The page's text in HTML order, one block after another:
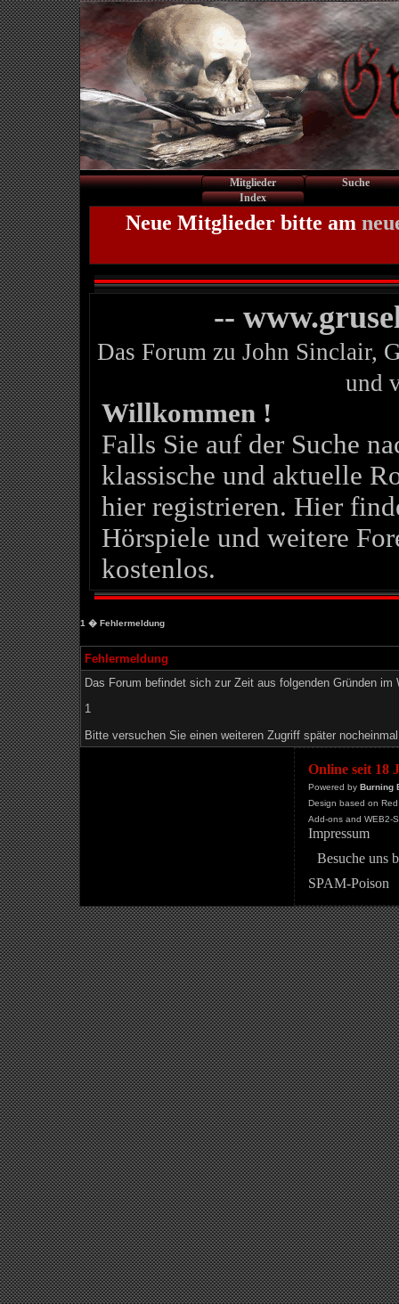
Mitglieder
Suche
Index
Neue Mitglieder bitte am
--
Das Forum zu John Sinclair,
und
Willkommen !
Falls Sie auf der Suche
klassische und aktuelle
hier registrieren. Hier
Hörspiele und weitere
kostenlos.
1 � Fehlermeldung
Fehlermeldung
Das Forum befindet sich zur Zeit aus folgenden Gründen im
1
Bitte versuchen Sie einen weiteren Zugriff später
Online seit 18
Powered by Burning
Design based on
Add-ons and WEB2-
Impressum
Besuche uns
SPAM-Poison